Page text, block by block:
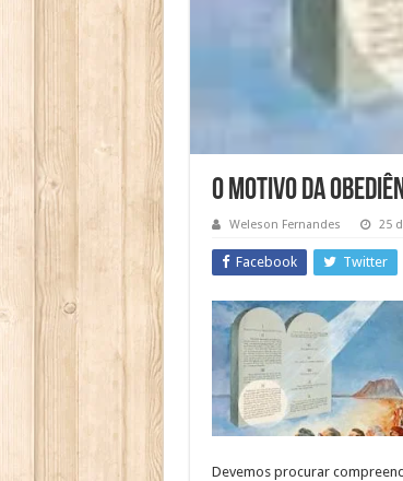
O Motivo da
Weleson Fernandes 25
Facebook Twitter
Devemos procurar